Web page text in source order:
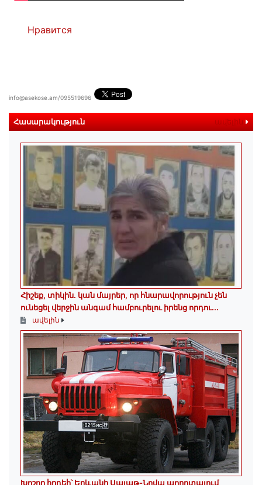
Нравится
info@asekose.am/095519696
Հասարակություն ավելին
Հիշեք, տիկին․ կան մայրեր, որ հնարավորություն չեն
ունեցել վերջին անգամ համբուրելու իրենց որդու...
ավելին
Խոշոր հրդեհ՝ Երևանի Սայաթ-Նովա պողոտայում